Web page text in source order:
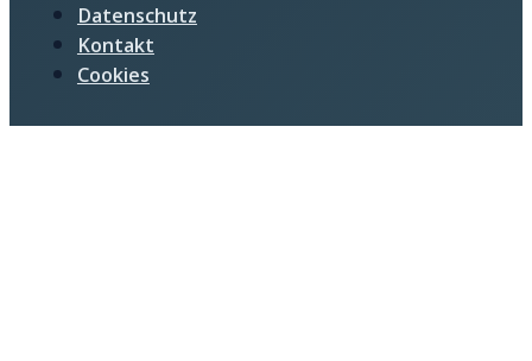
Datenschutz
Kontakt
Cookies